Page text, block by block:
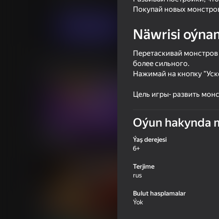
Arcadalar Garden Games
2D Memes Hunt
Покупай новых
Näwrisi
Перетаскивай
более сильного.
Нажимай на кнопку
Цель игры- развить
Oýun hakynda
Ýaş derejesi
6+
Terjime
rus
Bulut hasplamalar
Ýok